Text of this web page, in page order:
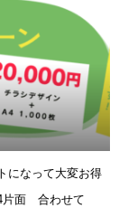
になって大変お得
片面 合わせて